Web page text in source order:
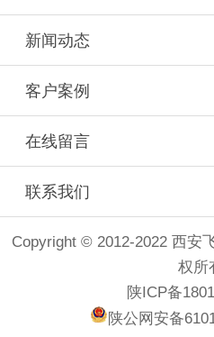
新闻动态
客户案例
在线留言
联系我们
Copyright © 2012-2022 西安
权所
陕ICP备
陕公网安备